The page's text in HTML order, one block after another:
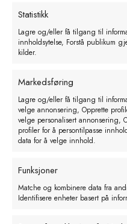
Statistikk
Lagre og/eller få tilgang til
innholdsytelse, Forstå publikum
kilder.
Markedsføring
Lagre og/eller få tilgang til
velge annonsering, Opprette
velge personalisert annonsering,
profiler for å persontilpasse
data for å velge innhold.
Funksjoner
Matche og kombinere data fra
Identifisere enheter basert på
Legg i